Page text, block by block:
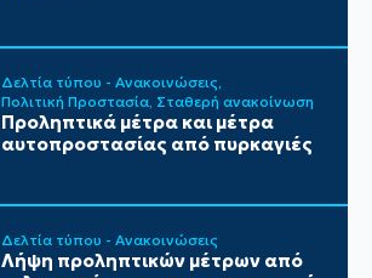
Δελτία τύπου - Ανακοινώσεις
Πολιτική Προστασία Σταθερή ανακοίνωση
Προληπτικά μέτρα και μέτρα
αυτοπροστασίας από πυρκαγιές
Δελτία τύπου - Ανακοινώσεις
Λήψη προληπτικών μέτρων από